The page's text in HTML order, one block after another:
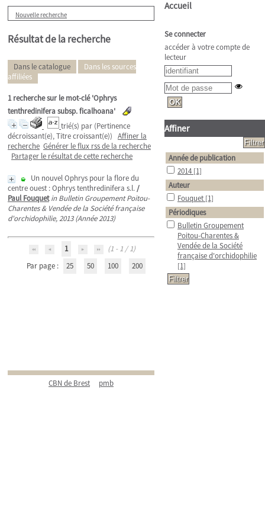
Nouvelle recherche
Résultat de la recherche
Dans le catalogue
Dans les sources
affiliées
1recherche sur le mot-clé'Ophrys
tenthredinifera subsp. ficalhoana'
trié(s) par (Pertinence
décroissant(e), Titre croissant(e)) Affiner la
recherche Générer le flux rss de la recherche
Partager le résultat de cette recherche
Un nouvel Ophrys pour la flore du
centre ouest : Ophrys tenthredinifera s.l./
Paul Fouquet in Bulletin Groupement Poitou-
Charentes & Vendée de la Société française
d'orchidophilie, 2013 (Année 2013)
1
(1 - 1 / 1)
Par page :
25 50 100 200
CBN de Brest pmb
Accueil
Se connecter
accéder à votre compte de
lecteur
Affiner
Année de publication
2014 [1]
Auteur
Fouquet [1]
Périodiques
Bulletin Groupement
Poitou-Charentes &
Vendée de la Société
française d'orchidophilie
[1]